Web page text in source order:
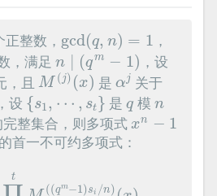
整数， gcd(q, n) = 1
gcd(q n)=
，
，满足n ∣ (qm − 1 )
n∣ qm− 1 ，设
，且 M (j) (x)
M(j)(x) 是 αj
j 关于
设 {s1, ⋯ , st}
{s1 s t} 是q
q 模 n
n
整集合，则多项式xn − 1
xn−
首一不可约多项式：
t
((qm−1) si /n)
1t